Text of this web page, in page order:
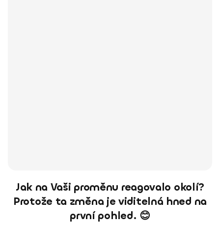
Jak na Vaši proměnu reagovalo okolí?
Protože ta změna je viditelná hned na
první pohled. 😊